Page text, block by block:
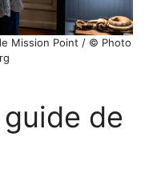
Mission Point / © Photo
de